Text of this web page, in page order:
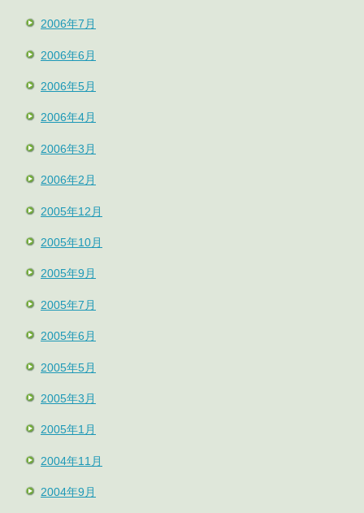
2006年7月
2006年6月
2006年5月
2006年4月
2006年3月
2006年2月
2005年12月
2005年10月
2005年9月
2005年7月
2005年6月
2005年5月
2005年3月
2005年1月
2004年11月
2004年9月